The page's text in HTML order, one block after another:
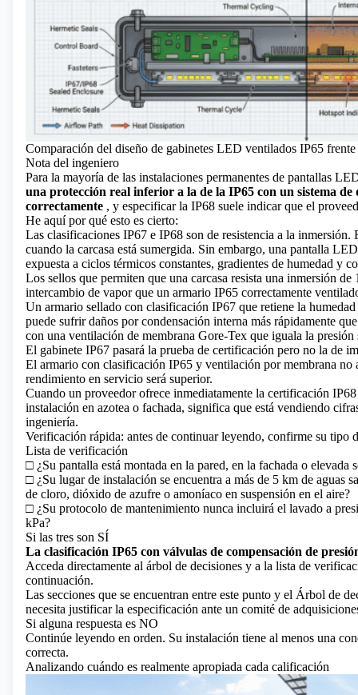
Comparación del diseño de gabinetes LED ventilados IP65
Nota del ingeniero
Para la mayoría de las instalaciones permanentes de pantallas
una protección real inferior a la de la IP65 con un sistema de
correctamente , y especificar la IP68 suele indicar que el
He aquí por qué esto es cierto:
Las clasificaciones IP67 e IP68 son de resistencia a la inmersión.
cuando la carcasa está sumergida. Sin embargo, una pantalla
expuesta a ciclos térmicos constantes, gradientes de humedad y
Los sellos que permiten que una carcasa resista una inmersión de
intercambio de vapor que un armario IP65 correctamente
Un armario sellado con clasificación IP67 que retiene la
puede sufrir daños por condensación interna más rápidamente
con una ventilación de membrana Gore-Tex que iguala la
El gabinete IP67 pasará la prueba de certificación pero no la de
El armario con clasificación IP65 y ventilación por membrana no
rendimiento en servicio será superior.
Cuando un proveedor ofrece inmediatamente la certificación
instalación en azotea o fachada, significa que está vendiendo
ingeniería.
Verificación rápida: antes de continuar leyendo, confirme su tipo
Lista de verificación
□ ¿Su pantalla está montada en la pared, en la fachada o elevada
□ ¿Su lugar de instalación se encuentra a más de 5 km de aguas
de cloro, dióxido de azufre o amoníaco en suspensión en el aire?
□ ¿Su protocolo de mantenimiento nunca incluirá el lavado a
kPa?
Si las tres son SÍ
La clasificación IP65 con válvulas de compensación de
Acceda directamente al árbol de decisiones y a la lista de
continuación.
Las secciones que se encuentran entre este punto y el Árbol de
necesita justificar la especificación ante un comité de
Si alguna respuesta es NO
Continúe leyendo en orden. Su instalación tiene al menos una
correcta.
Analizando cuándo es realmente apropiada cada calificación